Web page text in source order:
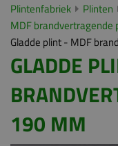
Plintenfabriek Plinten
MDF brandvertragende
Gladde plint - MDF
GLADDE
190 MM